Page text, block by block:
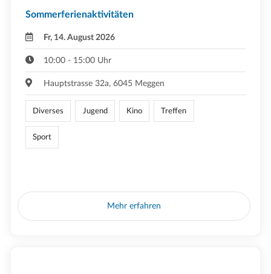
Sommerferienaktivitäten
Fr, 14. August 2026
10:00 - 15:00 Uhr
Hauptstrasse 32a, 6045 Meggen
Diverses Jugend Kino Treffen
Sport
Mehr erfahren